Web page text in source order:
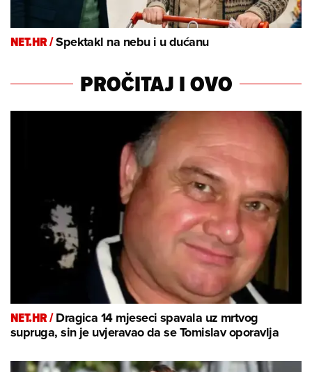
NET.HR /Spektakl na nebu i u dućanu
PROČITAJ I OVO
NET.HR /Dragica 14 mjeseci spavala uz mrtvog
supruga, sin je uvjeravao da se Tomislav oporavlja